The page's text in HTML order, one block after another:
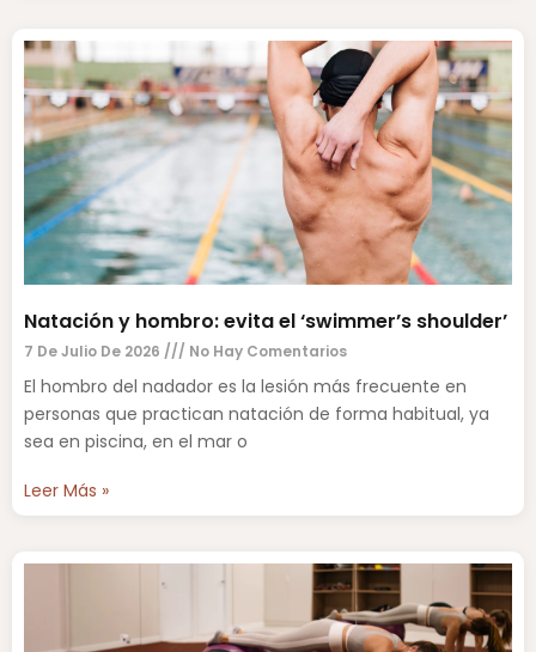
Natación y hombro: evita el ‘swimmer’s shoulder’
7 De Julio De 2026 No Hay Comentarios
El hombro del nadador es la lesión más frecuente en
personas que practican natación de forma habitual, ya
sea en piscina, en el mar o
Leer Más »